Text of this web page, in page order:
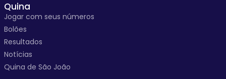
Quina
Jogar com seus números
Bolões
Resultados
Notícias
Quina de São João